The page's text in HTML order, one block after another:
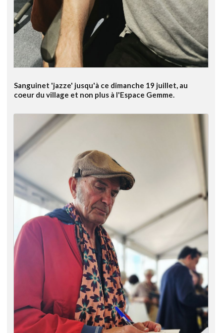
Sanguinet 'jazze' jusqu'à ce dimanche 19 juillet, au
coeur du village et non plus à l'Espace Gemme.